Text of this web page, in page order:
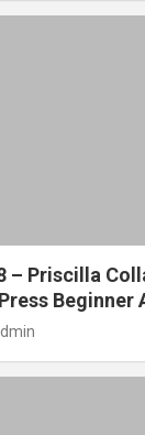
– Priscilla
Beginner